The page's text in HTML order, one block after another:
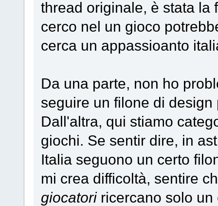
thread originale, è stata la
cerco nel un gioco
cerca un appassioanto
Da una parte, non ho
seguire un filone di
Dall'altra, qui stiamo
giochi. Se sentir dire, in
Italia seguono un certo
mi crea difficoltà, sentire
giocatoriricercano solo un